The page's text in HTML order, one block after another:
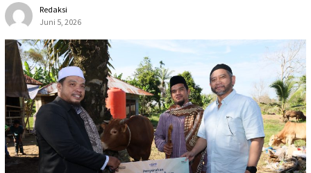
Redaksi
Juni 5, 2026